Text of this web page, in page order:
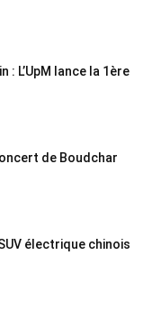
: L’UpM lance la 1ère
de Boudchar
électrique chinois